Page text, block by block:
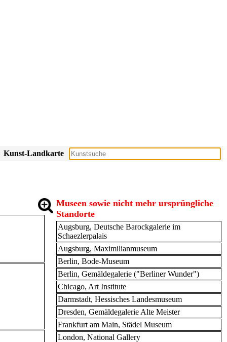
Kunst-Landkarte
Museen sowie nicht mehr ursprüngliche
Standorte
Augsburg, Deutsche Barockgalerie im
Schaezlerpalais
Augsburg, Maximilianmuseum
Berlin, Bode-Museum
Berlin, Gemäldegalerie ("Berliner Wunder")
Chicago, Art Institute
Darmstadt, Hessisches Landesmuseum
Dresden, Gemäldegalerie Alte Meister
Frankfurt am Main, Städel Museum
London, National Gallery